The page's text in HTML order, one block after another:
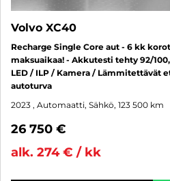
Volvo XC40
Recharge Single Core aut - 6 kk
maksuaikaa! - Akkutesti tehty 92/
LED / ILP / Kamera / Lämmitettävät
autoturva
2023 , Automaatti, Sähkö, 123 500 km
26 750 €
alk. 274 € / kk